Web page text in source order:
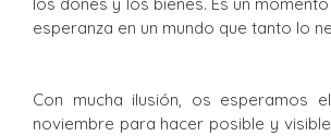
esperanza en un mundo que tanto lo
Con mucha ilusión, os esperamos
noviembre para hacer posible y